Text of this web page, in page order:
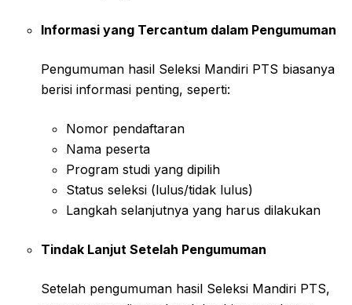
Informasi yang Tercantum dalam Pengumuman
Pengumuman hasil Seleksi Mandiri PTS biasanya
berisi informasi penting, seperti:
Nomor pendaftaran
Nama peserta
Program studi yang dipilih
Status seleksi (lulus/tidak lulus)
Langkah selanjutnya yang harus dilakukan
Tindak Lanjut Setelah Pengumuman
Setelah pengumuman hasil Seleksi Mandiri PTS,